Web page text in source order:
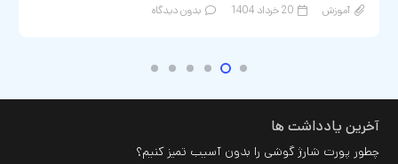
آموزش 19 خرداد 1404 بدون دیدگاه
آخرین یادداشت ها
چطور پورت شارژ گوشی را بدون آسیب تمیز کنیم؟